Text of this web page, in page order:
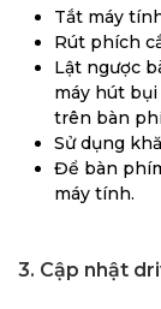
Tắt máy
Rút phích
Lật ngược
máy hút
trên bàn
Sử dụng
Để bàn
máy tính.
3. Cập nhật